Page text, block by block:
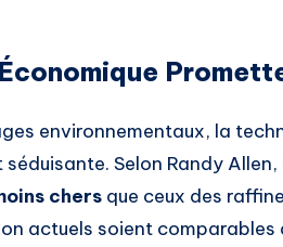
environnementaux, la
Selon Randy
chers que ceux des
actuels soient